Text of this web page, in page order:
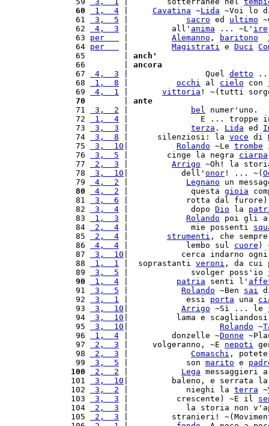
  60
1,  4 Cavatina ~Lida ~Voi lo
  61
3,  5 sacro ed ultimo
  62
4,  3 |         all' anima ... ~L' ire
  63
per Alemanno , baritono
  64
per Magistrati e Duci
  65        |
anch'
  66        |
ancora
  67
4,  3 |                Quel detto
  68
1,  8 occhi al cielo con
  69
4,  1 vittoria ! ~(tutti
  70
ante
  71
3,  2 bel
  72
1,  4 |               E ... troppe
  73
3,  3 terza . Lida ed
  74
3,  8 |      silenziosi: la voce di
  75
3,  10 Rolando ~Le trombe
  76
3,  5 |        cinge la negra ciarpa
  77
2,  3 Arrigo ~Oh! la
  78
3,  10 |           dell' onor ! ... ~(
  79
4,  2 Legnano un
  80
4,  2 |             questa gioia
  81
3,  6 |            rotta dal furore)
  82
3,  4 |             dopo Dio la
  83
1,  3 Rolando poi gli
  84
2,  4 |             mie possenti
  85
2,  4 strumenti , che
  86
4,  4 |            lembo sul cuore )
  87
3,  10 |           cerca indarno ogni
  88
1,  1 |  soprastanti veroni , da cui
  89
3,  5 |             svolger poss'io
  90
1,  4 patria senti l'
  91
3,  5 Rolando ~Ben sai
  92
3,  1 |            essi porta una
  93
3,  10 Arrigo ~Sì ... le
  94
3,  10 |          lama e
  95
3,  10 Rolando ~
  96
1,  4 |         donzelle ~Donne
  97
2,  3 |     volgeranno, ~E nepoti
  98
2,  3 Comaschi , potete
  99
3,  5 |            son marito e
100
2,  2 Lega messaggieri
101
3,  10 |         baleno, e serrata
102
3,  2 |            nieghi la terra ~
103
3,  3 |          crescente) ~E il
104
2,  3 |            la storia non
105
2,  3 |         stranieri!